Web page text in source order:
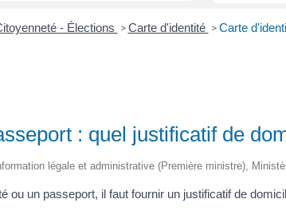
- Élections > Carte d'identité > Carte
: quel justificatif de
légale et administrative (Première ministre),
ou un passeport, il faut fournir un justificatif de